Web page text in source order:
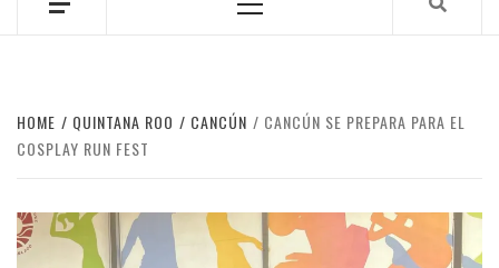
Menu
HOME QUINTANA ROO CANCÚN
CANCÚN SE PREPARA PARA EL
COSPLAY RUN FEST